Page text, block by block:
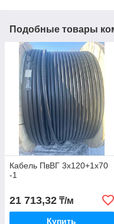
Подобные товары
Кабель ПвВГ 3х120+1х70
-1
21 713,32 ₸/м
Купить